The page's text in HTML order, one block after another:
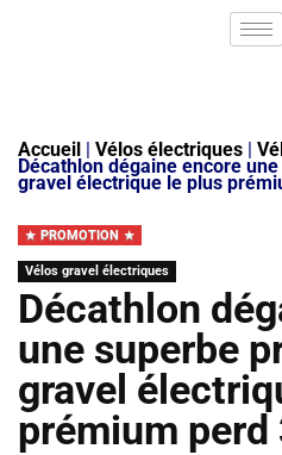
Accueil | Vélos électriques |
Décathlon dégaine encore
gravel électrique le plus
PROMOTION
Vélos gravel électriques
Décathlon
une superbe
gravel
prémium perd